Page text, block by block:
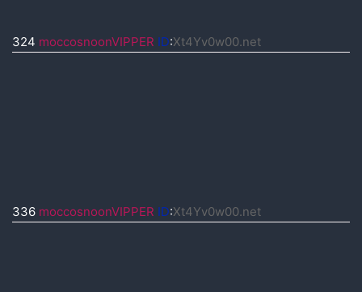
324 moccosnoonVIPPER ID:Xt4Yv0w00.net
336 moccosnoonVIPPER ID:Xt4Yv0w00.net